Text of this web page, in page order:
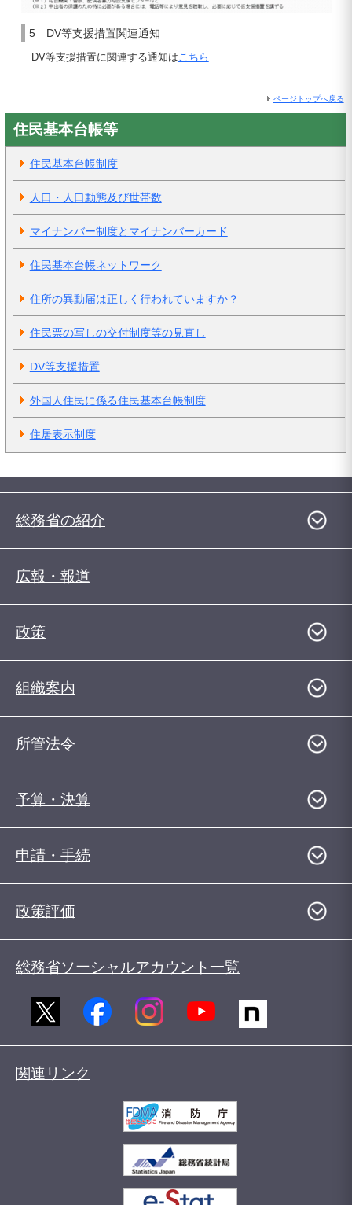
5 DV等支援措置関連通知
DV等支援措置に関連する通知は こちら
ページトップへ戻る
住民基本台帳等
住民基本台帳制度
人口・人口動態及び世帯数
マイナンバー制度とマイナンバーカード
住民基本台帳ネットワーク
住所の異動届は正しく行われていますか？
住民票の写しの交付制度等の見直し
DV等支援措置
外国人住民に係る住民基本台帳制度
住居表示制度
総務省の紹介
広報・報道
政策
組織案内
所管法令
予算・決算
申請・手続
政策評価
総務省ソーシャルアカウント一覧
関連リンク